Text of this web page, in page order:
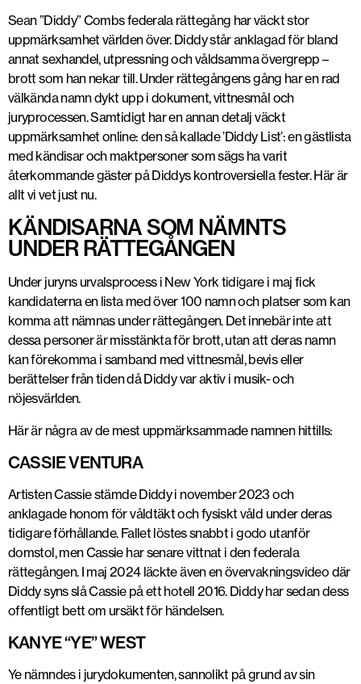
Sean ”Diddy” Combs federala rättegång har väckt stor
uppmärksamhet världen över. Diddy står anklagad för bland
annat sexhandel, utpressning och våldsamma övergrepp –
brott som han nekar till. Under rättegångens gång har en rad
välkända namn dykt upp i dokument, vittnesmål och
juryprocessen. Samtidigt har en annan detalj väckt
uppmärksamhet online: den så kallade ’Diddy List’: en gästlista
med kändisar och maktpersoner som sägs ha varit
återkommande gäster på Diddys kontroversiella fester. Här är
allt vi vet just nu.
KÄNDISARNA SOM NÄMNTS
UNDER RÄTTEGÅNGEN
Under juryns urvalsprocess i New York tidigare i maj fick
kandidaterna en lista med över 100 namn och platser som kan
komma att nämnas under rättegången. Det innebär inte att
dessa personer är misstänkta för brott, utan att deras namn
kan förekomma i samband med vittnesmål, bevis eller
berättelser från tiden då Diddy var aktiv i musik- och
nöjesvärlden.
Här är några av de mest uppmärksammade namnen hittills:
CASSIE VENTURA
Artisten Cassie stämde Diddy i november 2023 och
anklagade honom för våldtäkt och fysiskt våld under deras
tidigare förhållande. Fallet löstes snabbt i godo utanför
domstol, men Cassie har senare vittnat i den federala
rättegången. I maj 2024 läckte även en övervakningsvideo där
Diddy syns slå Cassie på ett hotell 2016. Diddy har sedan dess
offentligt bett om ursäkt för händelsen.
KANYE “YE” WEST
Ye nämndes i jurydokumenten, sannolikt på grund av sin